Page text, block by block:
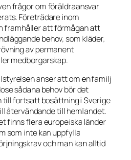
frågor om föräldraansvar
Företrädare inom
framhåller att förmågan att
behov, som kläder,
av permanent
medborgarskap.
anser att om en familj
sådana behov bör det
till fortsatt bosättning i Sverige
återvändande till hemlandet.
finns flera europeiska länder
som inte kan uppfylla
och man kan alltid